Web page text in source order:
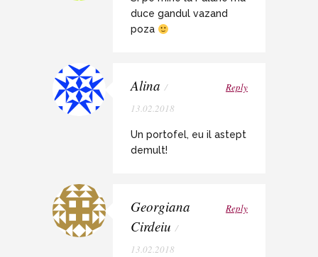
duce gandul vazand
poza
Alina /
13.02.2018
Reply
Un portofel, eu il astept
demult!
Georgiana
Cirdeiu /
13.02.2018
Reply